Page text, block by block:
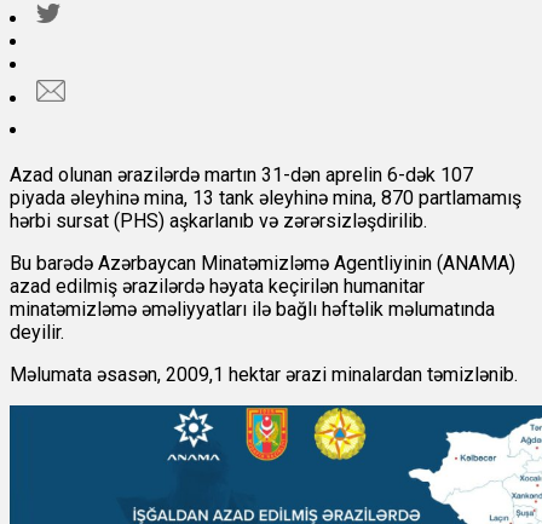
Azad olunan ərazilərdə martın 31-dən aprelin 6-dək 107
piyada əleyhinə mina, 13 tank əleyhinə mina, 870 partlamamış
hərbi sursat (PHS) aşkarlanıb və zərərsizləşdirilib.
Bu barədə Azərbaycan Minatəmizləmə Agentliyinin (ANAMA)
azad edilmiş ərazilərdə həyata keçirilən humanitar
minatəmizləmə əməliyyatları ilə bağlı həftəlik məlumatında
deyilir.
Məlumata əsasən, 2009,1 hektar ərazi minalardan təmizlənib.